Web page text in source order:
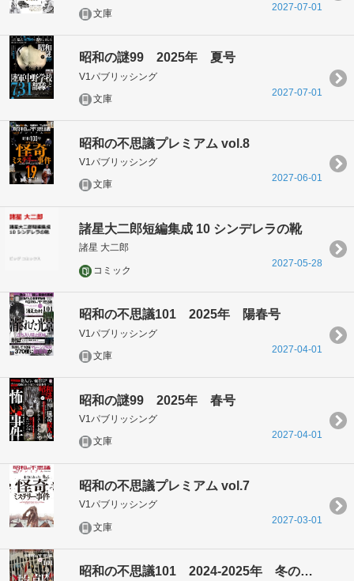
文庫
2027-07-01
昭和の謎99 2025年 夏号
V1パブリッシング
文庫
2027-07-01
昭和の不思議プレミアム vol.8
V1パブリッシング
文庫
2027-06-01
諸星大二郎短編集成 10 シンデレラの靴
諸星 大二郎
コミック
2027-05-28
昭和の不思議101 2025年 陽春号
V1パブリッシング
文庫
2027-04-01
昭和の謎99 2025年 春号
V1パブリッシング
文庫
2027-04-01
昭和の不思議プレミアム vol.7
V1パブリッシング
文庫
2027-03-01
昭和の不思議101 2024-2025年 冬の男祭号